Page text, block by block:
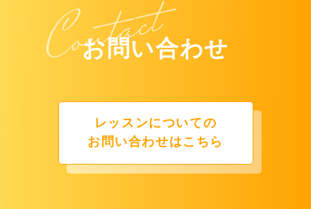
お問い合わせ
レッスンについての
お問い合わせはこちら